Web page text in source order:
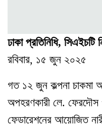
ঢাকা প্রতিনিধি, সিএইচটি
রবিবার, ১৫ জুন ২০২৫
গত ১২ জুন কল্পনা চাকমা
অপহরণকারী লে. ফেরদৌস
ফেডারেশনের আয়োজিত